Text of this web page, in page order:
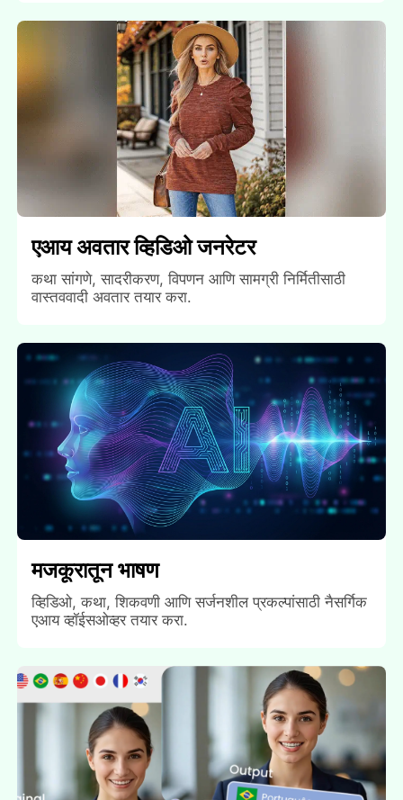
एआय अवतार व्हिडिओ जनरेटर
कथा सांगणे, सादरीकरण, विपणन आणि सामग्री निर्मितीसाठी
वास्तववादी अवतार तयार करा.
मजकूरातून भाषण
व्हिडिओ, कथा, शिकवणी आणि सर्जनशील प्रकल्पांसाठी नैसर्गिक
एआय व्हॉईसओव्हर तयार करा.